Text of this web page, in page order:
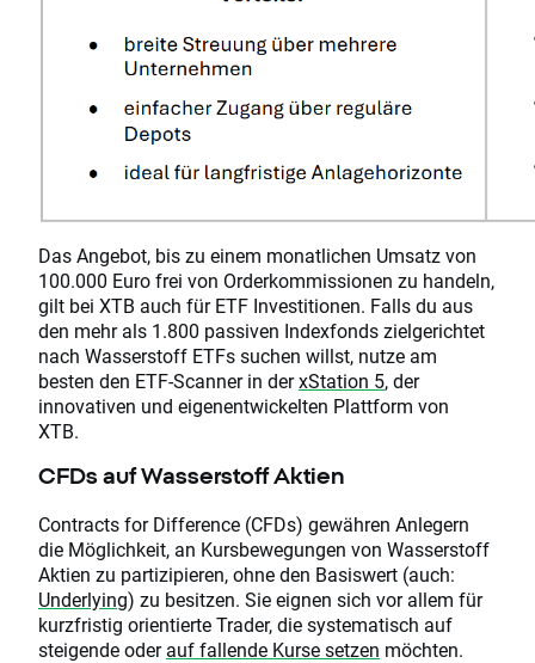
Das Angebot, bis zu einem monatlichen Umsatz von
100.000 Euro frei von Orderkommissionen zu handeln,
gilt bei XTB auch für ETF Investitionen. Falls du aus
den mehr als 1.800 passiven Indexfonds zielgerichtet
nach Wasserstoff ETFs suchen willst, nutze am
besten den ETF-Scanner in derxStation 5, der
innovativen und eigenentwickelten Plattform von
XTB.
CFDs auf Wasserstoff Aktien
Contracts for Difference (CFDs) gewähren Anlegern
die Möglichkeit, an Kursbewegungen von Wasserstoff
Aktien zu partizipieren, ohne den Basiswert (auch:
Underlying) zu besitzen. Sie eignen sich vor allem für
kurzfristig orientierte Trader, die systematisch auf
steigende oderauf fallende Kurse setzen möchten.